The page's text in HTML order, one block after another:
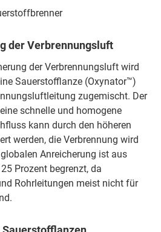
der Verbrennungsluft
der Verbrennungsluft wird
Sauerstofflanze (Oxynator™)
zugemischt. Der
schnelle und homogene
kann durch den höheren
werden, die Verbrennung wird
Anreicherung ist aus
Prozent begrenzt, da
Rohrleitungen meist nicht für